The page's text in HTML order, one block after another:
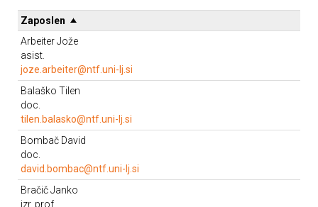
Zaposlen
Arbeiter Jože
asist.
joze.arbeiter@ntf.uni-lj.si
Telefon 01/ 20 00 412
Prostor: 8B
Enota: KIM
Balaško Tilen
doc.
tilen.balasko@ntf.uni-lj.si
Telefon 01/20 00 457
Prostor: LP 108
Govorilne ure: Po dogovoru.
Enota: KMPT
Bombač David
doc.
david.bombac@ntf.uni-lj.si
Telefon 01/20 00 411
Prostor: 205
Bračič Janko
izr. prof.